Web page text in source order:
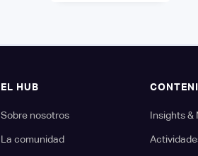
EL HUB
Sobre nosotros
La comunidad
Insights &